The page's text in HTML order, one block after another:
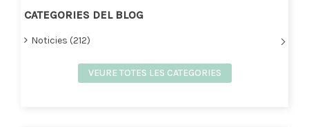
CATEGORIES DEL BLOG
Noticies (212)
VEURE TOTES LES CATEGORIES